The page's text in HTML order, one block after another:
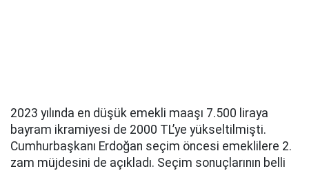
2023 yılında en düşük emekli maaşı 7.500 liraya
bayram ikramiyesi de 2000 TL’ye yükseltilmişti.
Cumhurbaşkanı Erdoğan seçim öncesi emeklilere 2.
zam müjdesini de açıkladı. Seçim sonuçlarının belli